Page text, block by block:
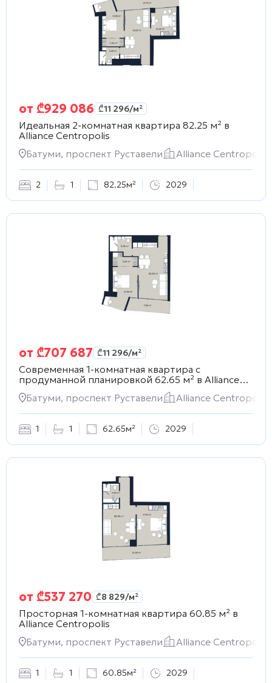
от ₾929 086 ₾11 296/м²
Идеальная 2-комнатная квартира 82.25 м² в
Alliance Centropolis
Батуми, проспект Руставели
Alliance Centropolis
2 1 82.25м² 2029
от ₾707 687 ₾11 296/м²
Современная 1-комнатная квартира с
продуманной планировкой 62.65 м² в Alliance
Батуми, проспект Руставели Alliance Centropolis
1 1 62.65м² 2029
от ₾537 270 ₾8 829/м²
Просторная 1-комнатная квартира 60.85 м² в
Alliance Centropolis
Батуми, проспект Руставели
Alliance Centropolis
1 1 60.85м² 2029